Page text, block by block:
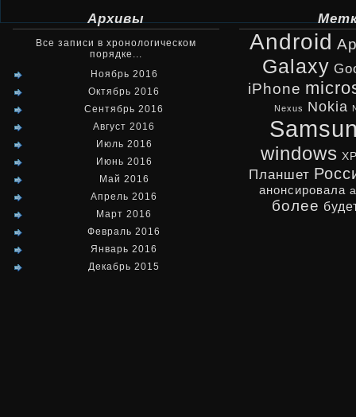
Архивы
Все записи в хронологическом
порядке...
Ноябрь 2016
Октябрь 2016
Сентябрь 2016
Август 2016
Июль 2016
Июнь 2016
Май 2016
Апрель 2016
Март 2016
Февраль 2016
Январь 2016
Декабрь 2015
Android
Galaxy
iPhone
Nexus Nokia
windows
Планшет
анонсировала
более